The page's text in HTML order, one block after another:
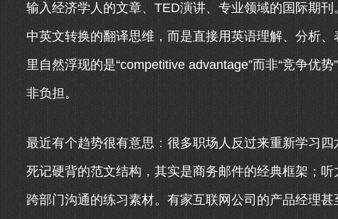
输入经济学人的文章、TED演讲、专业领域的国际期
中英文转换的翻译思维，而是直接用英语理解、分析
里自然浮现的是“competitive advantage”而非“竞争优
非负担。
最近有个趋势很有意思：很多职场人反过来重新学习
死记硬背的范文结构，其实是商务邮件的经典框架；
跨部门沟通的练习素材。有家互联网公司的产品经理